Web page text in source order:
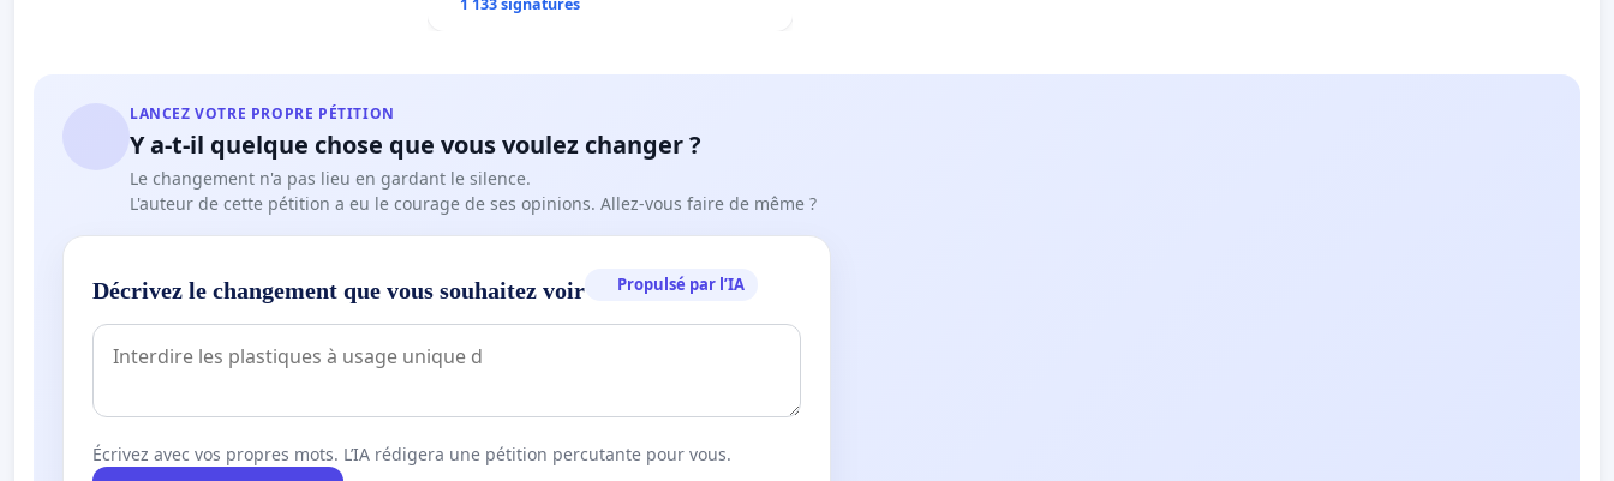
Centre sportif Le Roseau!
LANCEZ VOTRE PROPRE PÉTITION
Y a-t-il quelque chose que vous voulez changer ?
Le changement n'a pas lieu en gardant le silence.
L'auteur de cette pétition a eu le courage de ses opinions. Allez-vous faire de même ?
Décrivez le changement que vous souhaitez voir Propulsé par l’IA
Écrivez avec vos propres mots. L’IA rédigera une pétition percutante pour vous.